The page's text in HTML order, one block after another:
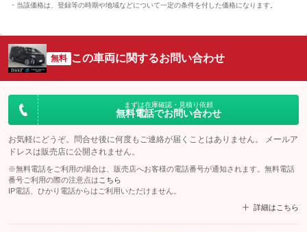
当該価格は、登録等の時期や地域などについて一定の条件を付した価格になります。
無料 この車両に関するお問い合わせ
まずは在庫確認・見積り依頼
無料電話でお問い合わせ
お気軽にどうぞ。問合せ後に何度もご連絡が届くことはありません。 メールア
ドレスは販売店に公開されません。
※無料電話をご利用の場合は、販売店へお客様の電話番号が通知されます。無料電話
番号ご利用の際の注意点は こちら
IP電話、ひかり電話からはご利用いただけません。
詳細はこちら